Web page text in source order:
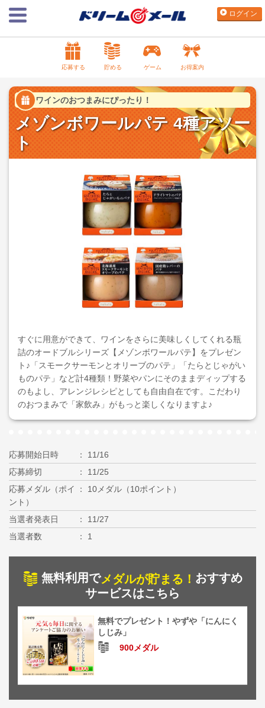
ログイン
応募する 貯める ゲーム お得案内
ワインのおつまみにぴったり！
メゾンボワールパテ 4種アソー
ト
すぐに用意ができて、ワインをさらに美味しくしてくれる瓶
詰のオードブルシリーズ【メゾンボワールパテ】をプレゼン
ト♪「スモークサーモンとオリーブのパテ」「たらとじゃがい
ものパテ」など計4種類！野菜やパンにそのままディップする
のもよし、アレンジレシピとしても自由自在です。こだわり
のおつまみで「家飲み」がもっと楽しくなりますよ♪
応募開始日時
11/16
応募締切
11/25
応募メダル（ポイ
ント）
10メダル（10ポイント）
当選者発表日
11/27
当選者数
1
無料利用でメダルが貯まる！ おすすめ
サービスはこちら
無料でプレゼント！やずや「にんにく
しじみ」
900メダル